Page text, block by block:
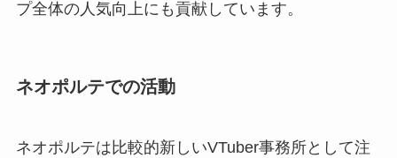
プ全体の人気向上にも貢献しています。
ネオポルテでの活動
ネオポルテは比較的新しいVTuber事務所として注